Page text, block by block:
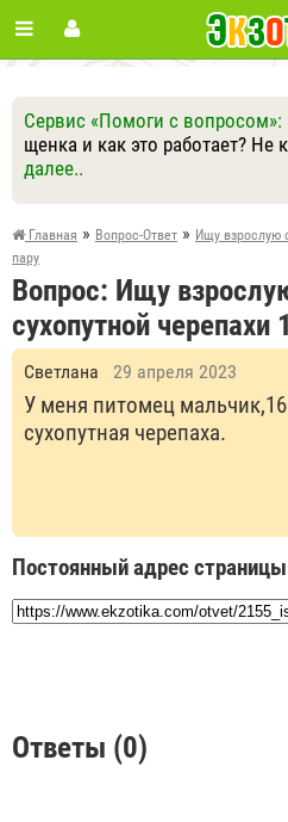
Сервис «Помоги с вопросом»:
щенка и как это работает? Не
далее..
Ответить Другие
Главная » Вопрос-Ответ » Ищу взрослую
пару
Вопрос: Ищу
сухопутной
Светлана 29 апреля 2023
У меня питомец
сухопутная черепаха.
Постоянный адрес
Ответы (0)